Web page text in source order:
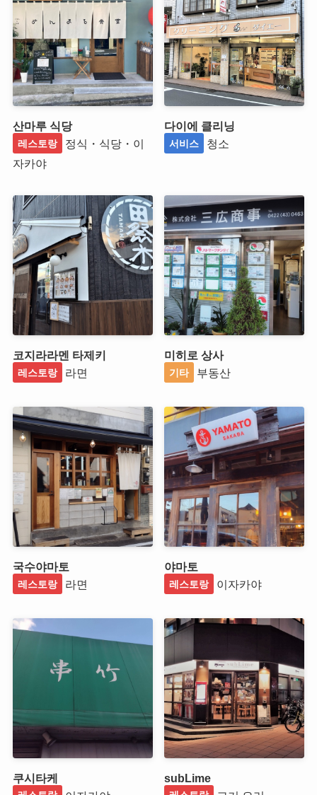
산마루 식당
레스토랑
정식・식당・이
자카야
다이에 클리닝
서비스 청소
코지라라멘 타제키
레스토랑 라면
미히로 상사
기타 부동산
국수야마토
레스토랑 라면
야마토
레스토랑 이자카야
쿠시타케 subLime